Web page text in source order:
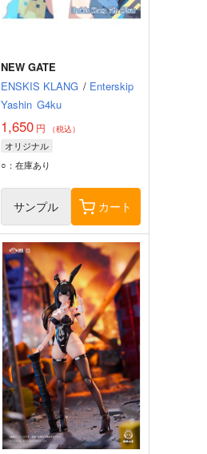
NEW GATE
ENSKIS KLANG / Enterskip
Yashin G4ku
1,650 円 （税込）
オリジナル
○：在庫あり
サンプル カート